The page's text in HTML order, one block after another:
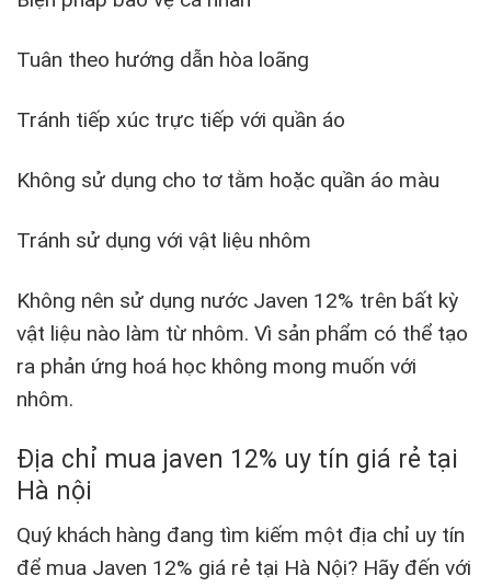
Tuân theo hướng dẫn hòa loãng
Tránh tiếp xúc trực tiếp với quần áo
Không sử dụng cho tơ tằm hoặc quần áo màu
Tránh sử dụng với vật liệu nhôm
Không nên sử dụng nước Javen 12% trên bất kỳ
vật liệu nào làm từ nhôm. Vì sản phẩm có thể tạo
ra phản ứng hoá học không mong muốn với
nhôm.
Địa chỉ mua javen 12% uy tín giá rẻ tại
Hà nội
Quý khách hàng đang tìm kiếm một địa chỉ uy tín
để mua Javen 12% giá rẻ tại Hà Nội? Hãy đến với